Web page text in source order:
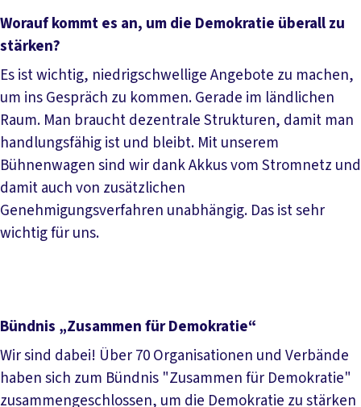
Worauf kommt es an, um die Demokratie überall zu
stärken?
Es ist wichtig, niedrigschwellige Angebote zu machen,
um ins Gespräch zu kommen. Gerade im ländlichen
Raum. Man braucht dezentrale Strukturen, damit man
handlungsfähig ist und bleibt. Mit unserem
Bühnenwagen sind wir dank Akkus vom Stromnetz und
damit auch von zusätzlichen
Genehmigungsverfahren unabhängig. Das ist sehr
wichtig für uns.
Bündnis „Zusammen für Demokratie“
Wir sind dabei! Über 70 Organisationen und Verbände
haben sich zum Bündnis "Zusammen für Demokratie"
zusammengeschlossen, um die Demokratie zu stärken